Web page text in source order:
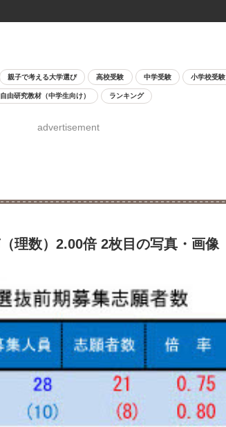
親子で考える大学選び 高校受験 中学受験 小学校受験
自由研究教材（中学生向け） ランキング
advertisement
理数）2.00倍 2枚目の写真・画像